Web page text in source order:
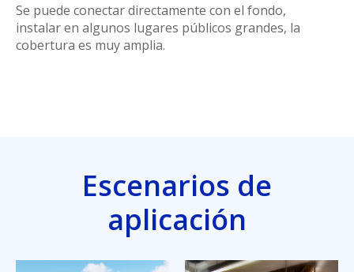
Se puede conectar directamente con el fondo,
instalar en algunos lugares públicos grandes, la
cobertura es muy amplia.
Escenarios de
aplicación